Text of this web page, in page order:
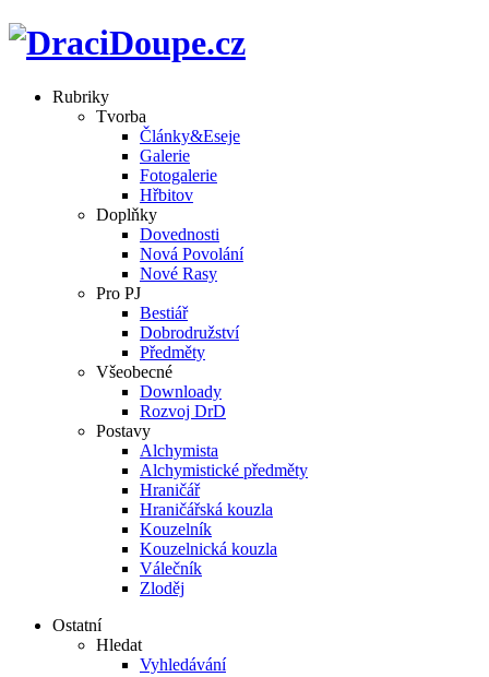
Rubriky
Tvorba
Články&Eseje
Galerie
Fotogalerie
Hřbitov
Doplňky
Dovednosti
Nová Povolání
Nové Rasy
Pro PJ
Bestiář
Dobrodružství
Předměty
Všeobecné
Downloady
Rozvoj DrD
Postavy
Alchymista
Alchymistické předměty
Hraničář
Hraničářská kouzla
Kouzelník
Kouzelnická kouzla
Válečník
Zloděj
Ostatní
Hledat
Vyhledávání